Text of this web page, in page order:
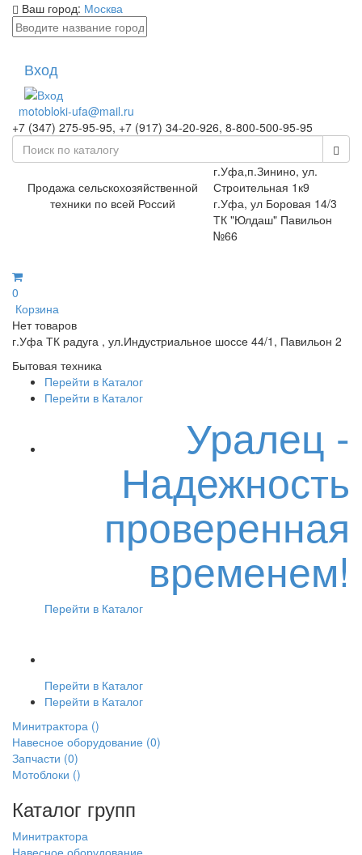
Ваш город: Москва
Вход
motobloki-ufa@mail.ru
+7 (347) 275-95-95, +7 (917) 34-20-926, 8-800-500-95-95
Продажа сельскохозяйственной
техники по всей Россий
г.Уфа,п.Зинино, ул.
Строительная 1к9
г.Уфа, ул Боровая 14/3
ТК "Юлдаш" Павильон
№66
0
Корзина
Нет товаров
г.Уфа ТК радуга , ул.Индустриальное шоссе 44/1, Павильон 2
Бытовая техника
Перейти в Каталог
Перейти в Каталог
Уралец -
Надежность
проверенная
временем!
Перейти в Каталог
Перейти в Каталог
Перейти в Каталог
Минитрактора ()
Навесное оборудование (0)
Запчасти (0)
Мотоблоки ()
Каталог групп
Минитрактора